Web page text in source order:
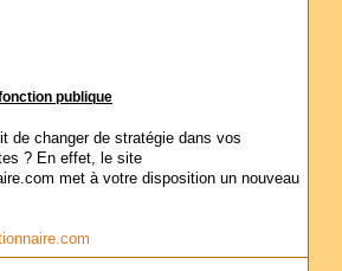
publique
de changer de stratégie dans vos
? En effet, le site
met à votre disposition un nouveau